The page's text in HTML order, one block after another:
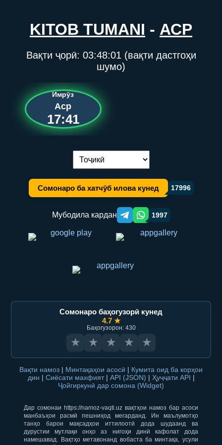
KITOB TUMANI - АСР
Вақти ҷорӣ: 03:48:01 (вақти дастгоҳи
шумо)
Имрӯз
Аср
17:41
Иваз кардани забон:
Сомонаро ба хатчӯб илова кунед 17996
Мубодила кардан Telegram orqali ulashish
WhatsApp orqali ulashish
1997
Сомонаро баҳогузорӣ кунед
4.7 ★
Баҳогузорон: 430
★ ★ ★ ★ ★
Вақти намоз | Минтақаҳои асосӣ | Кумита оид ба корҳои
дин | Сиёсати махфият | API (JSON) | Ҳуҷҷати API |
Ҷойгиркунӣ дар сомона (Widget)
Дар сомонаи https://namoz-vaqti.uz вақтҳои намоз бар асоси
манбаъҳои расмӣ пешниҳод мегарданд. Ин маълумотҳо
танҳо барои мақсадҳои иттилоотӣ дода шудаанд ва
дурустии мутлақи онҳо аз нигоҳи динӣ кафолат дода
намешавад. Вақтҳо метавонанд вобаста ба минтақа, усули